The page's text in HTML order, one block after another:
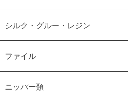
シルク・グルー・レジン
ファイル
ニッパー類